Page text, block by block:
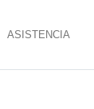
ASISTENCIA